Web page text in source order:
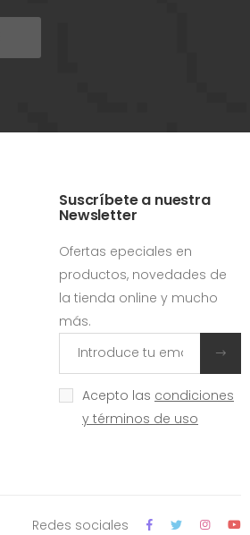
Suscríbete a nuestra
Newsletter
Ofertas epeciales en
productos, novedades de
la tienda online y mucho
más.
Acepto las condiciones
y términos de uso
Redes sociales